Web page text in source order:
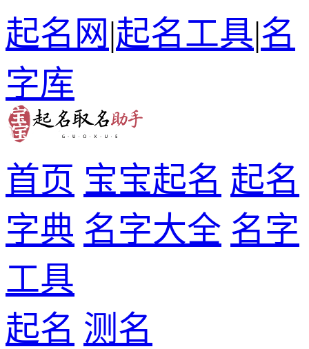
起名网|起名工具|名
字库
首页 宝宝起名 起名
字典 名字大全 名字
工具
起名 测名